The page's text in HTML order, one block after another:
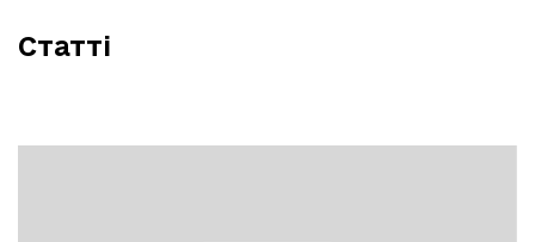
Статті